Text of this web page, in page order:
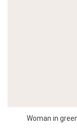
Woman in